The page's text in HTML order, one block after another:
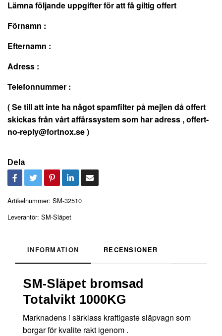
Lämna följande uppgifter för att få giltig offert
Förnamn :
Efternamn :
Adress :
Telefonnummer :
( Se till att inte ha något spamfilter på mejlen då offert
skickas från vårt affärssystem som har adress ,offert-
no-reply@fortnox.se)
Dela
Artikelnummer: SM-32510
Leverantör: SM-Släpet
INFORMATION RECENSIONER
SM-Släpet bromsad
Totalvikt 1000KG
Marknadens i särklass kraftigaste släpvagn som
borgar för kvalite rakt igenom .